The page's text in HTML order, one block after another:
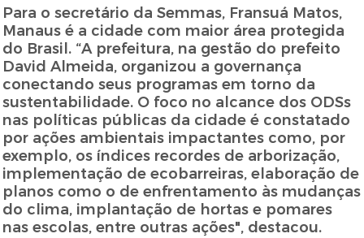
Para o secretário da Semmas, Fransuá Matos,
Manaus é a cidade com maior área protegida
do Brasil. “A prefeitura, na gestão do prefeito
David Almeida, organizou a governança
conectando seus programas em torno da
sustentabilidade. O foco no alcance dos ODSs
nas políticas públicas da cidade é constatado
por ações ambientais impactantes como, por
exemplo, os índices recordes de arborização,
implementação de ecobarreiras, elaboração de
planos como o de enfrentamento às mudanças
do clima, implantação de hortas e pomares
nas escolas, entre outras ações", destacou.